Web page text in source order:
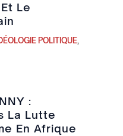
Le
POLITIQUE,
:
La Lutte
En Afrique